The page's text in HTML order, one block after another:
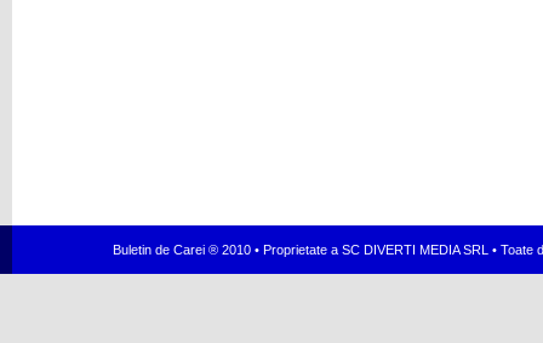
Buletin de Carei ® 2010 • Proprietate a SC DIVERTI MEDIA SRL •